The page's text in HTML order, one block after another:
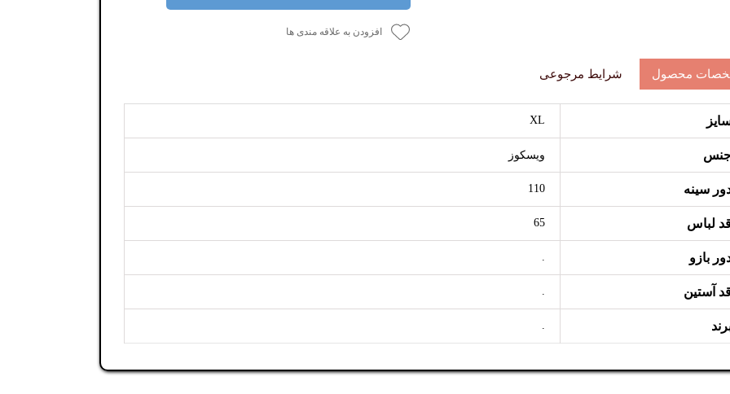
افزودن به علاقه مندی ها
محصول شرایط مرجوعی
XL
ویسکوز
سینه 110
لباس 65
بازو .
آستین .
.